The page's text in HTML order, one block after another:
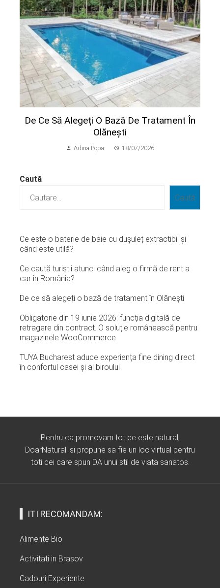
De Ce Să Alegeți O Bază De Tratament În
Olănești
Adina Popa 18/07/2026
Caută
Caută
Ce este o baterie de baie cu dușuleț extractibil și
când este utilă?
Ce caută turiștii atunci când aleg o firmă de rent a
car în România?
De ce să alegeți o bază de tratament în Olănești
Obligatorie din 19 iunie 2026: funcția digitală de
retragere din contract. O soluție românească pentru
magazinele WooCommerce
TUYA Bucharest aduce experiența fine dining direct
în confortul casei și al biroului
Pentru ca promovam tot ce este natural,
DoarNatural isi propune sa fie un loc virtual pentru
toti cei care spun DA unui stil de viata sanatos.
ITI RECOMANDAM:
Alimente Bio
Activitati in Brasov
Cadouri Experiente